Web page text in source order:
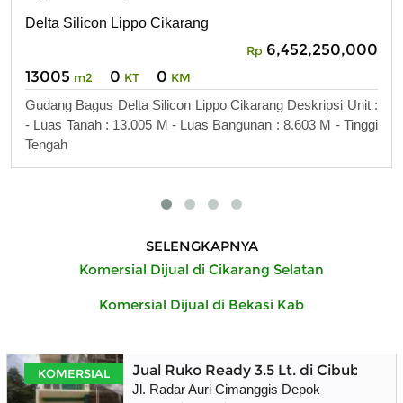
Delta Silicon Lippo Cikarang
Rp 6,452,250,000
13005 m2 0 KT 0 KM
Gudang Bagus Delta Silicon Lippo Cikarang Deskripsi Unit :
- Luas Tanah : 13.005 M - Luas Bangunan : 8.603 M - Tinggi
Tengah
SELENGKAPNYA
Komersial Dijual di Cikarang Selatan
Komersial Dijual di Bekasi Kab
KOMERSIAL Jual Ruko Ready 3.5 Lt. di Cibubur
Jl. Radar Auri Cimanggis Depok